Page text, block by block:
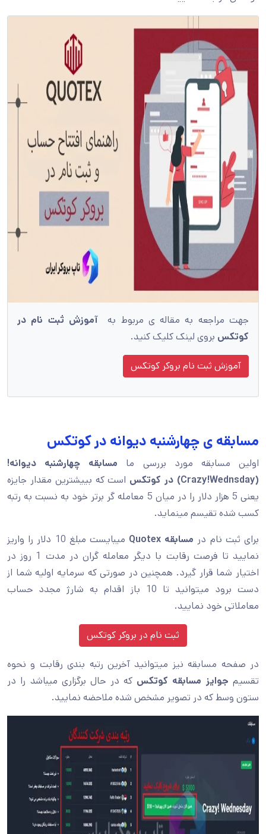
جهت مراجعه به مقاله ی مربوط بهآموزش ثبت نام در
کوتکس بروی لینک کلیک کنید.
آموزش ثبت نام بروکر کوتکس
مسابقه ی چهارشنبه دیوانه در کوتکس
اولین مسابقه مورد بررسی ما مسابقه چهارشنبه دیوانه!
(Crazy!Wednsday)
در کوتکس است که بییشترین مقدار جایزه
یعنی 5 هزار دلار را در میان 5 معامله گر برتر خود به نسبت به رتبه
کسب شده تقیسم مینماید.
برای ثبت نام در مسابقه Quotex
میبایست مبلغ 10 دلار را واریز
نمایید تا فرصت رقابت با دیگر معامله گران در مدت 1 روز در
اختیار شما قرار گیرد. همچنین در صورتی که سرمایه اولیه شما از
دست برود میتوانید تا 10 باز اقدام به شارژ مجدد حساب
معاملاتی خود نمایید.
ثبت نام در بروکر کوتکس
در صفحه مسابقه نیز میتوانید آخرین رتبه بندی رقابت و نحوه
تقسیم جوایز مسابقه کوتکس که در حال برگزاری میباشد را در
ستون وسط که در تصویر مشخص شده ملاحضه نمایید.